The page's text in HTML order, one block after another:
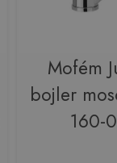
Mofém
bojler
160-